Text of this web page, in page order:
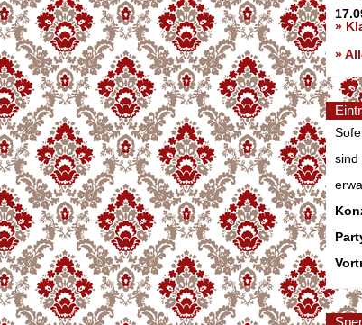
»
»
sind